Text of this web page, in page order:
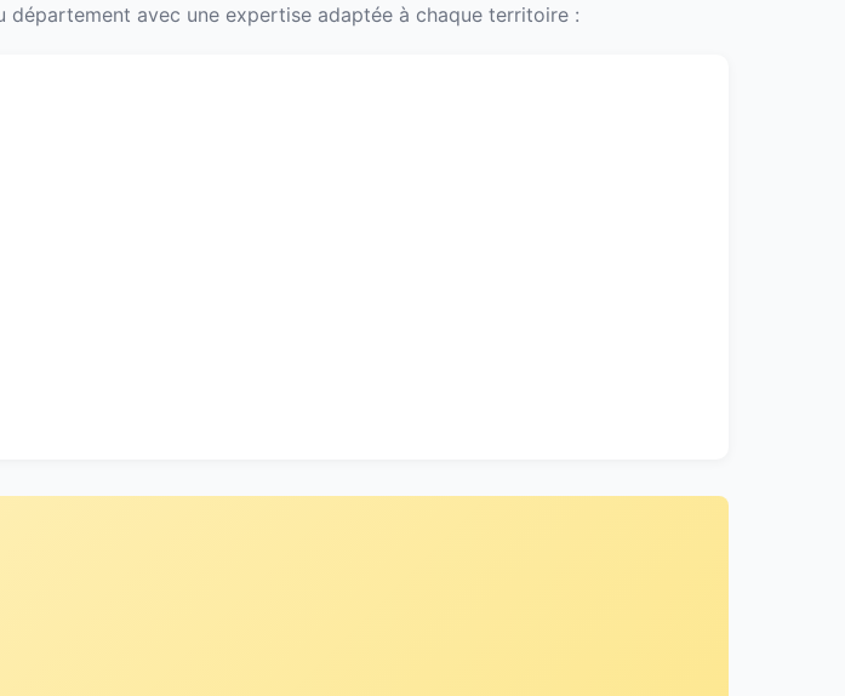
département avec une expertise adaptée à chaque territoire :